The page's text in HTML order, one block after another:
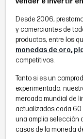
Desde 2006,
y comerciantes de
productos, entre los
monedas de oro,
competitivos.
Tanto si es un
experimentado,
mercado mundial de
actualizados cada 60
una amplia selección
casas de la moneda